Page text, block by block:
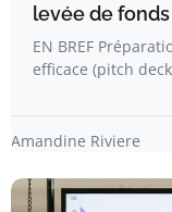
levée de fonds
EN BREF
efficace (pitch
Amandine Riviere